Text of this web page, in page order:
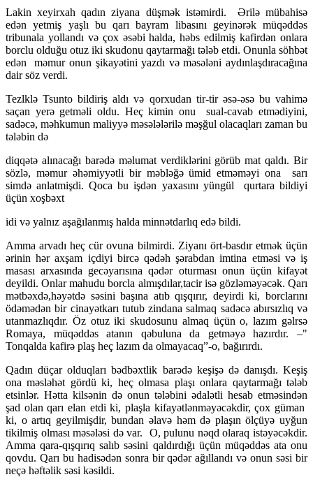
Lakin xeyirxah qadın ziyana düşmək istəmirdi. Ərilə mübahisə
edən yetmiş yaşlı bu qarı bayram libasını geyinərək müqəddəs
tribunala yollandı və çox əsəbi halda, həbs edilmiş kafirdən onlara
borclu olduğu otuz iki skudonu qaytarmağı tələb etdi. Onunla söhbət
edən məmur onun şikayətini yazdı və məsələni aydınlaşdıracağına
dair söz verdi.
Tezlklə Tsunto bildiriş aldı və qorxudan tir-tir əsə-əsə bu vahimə
saçan yerə getməli oldu. Heç kimin onu sual-cavab etmədiyini,
sadəcə, məhkumun maliyyə məsələlərilə məşğul olacaqları zaman bu
tələbin də
diqqətə alınacağı barədə məlumat verdiklərini görüb mat qaldı. Bir
sözlə, məmur əhəmiyyətli bir məbləğə ümid etməməyi ona sarı
simdə anlatmişdi. Qoca bu işdən yaxasını yüngül qurtara bildiyi
üçün xoşbəxt
idi və yalnız aşağılanmış halda minnətdarlıq edə bildi.
Amma arvadı heç cür ovuna bilmirdi. Ziyanı ört-basdır etmək üçün
ərinin hər axşam içdiyi bircə qədəh şərabdan imtina etməsi və iş
masası arxasında gecəyarısına qədər oturması onun üçün kifayət
deyildi. Onlar mahudu borcla almışdılar,tacir isə gözləməyəcək. Qarı
mətbəxdə,həyətdə səsini başına atıb qışqırır, deyirdi ki, borclarını
ödəmədən bir cinayətkarı tutub zindana salmaq sadəcə abırsızlıq və
utanmazlıqdır. Öz otuz iki skudosunu almaq üçün o, lazım gəlrsə
Romaya, müqəddəs atanın qəbuluna da getməyə hazırdır. –"
Tonqalda kafirə plaş heç lazım da olmayacaq”-o, bağırırdı.
Qadın düçar olduqları bədbəxtlik barədə keşişə də danışdı. Keşiş
ona məsləhət gördü ki, heç olmasa plaşı onlara qaytarmağı tələb
etsinlər. Hətta kilsənin də onun tələbini ədalətli hesab etməsindən
şad olan qarı elan etdi ki, plaşla kifayətlənməyəcəkdir, çox güman
ki, o artıq geyilmişdir, bundan əlavə həm də plaşın ölçüyə uyğun
tikilmiş olması məsələsi də var. O, pulunu nəqd olaraq istəyəcəkdir.
Amma qara-qışqırıq salıb səsini qaldırdığı üçün müqəddəs ata onu
qovdu. Qarı bu hadisədən sonra bir qədər ağıllandı və onun səsi bir
neçə həftəlik səsi kəsildi.